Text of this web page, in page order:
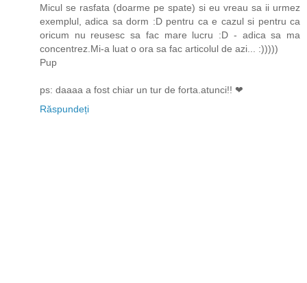
Micul se rasfata (doarme pe spate) si eu vreau sa ii urmez
exemplul, adica sa dorm :D pentru ca e cazul si pentru ca
oricum nu reusesc sa fac mare lucru :D - adica sa ma
concentrez.Mi-a luat o ora sa fac articolul de azi... :)))))
Pup
ps: daaaa a fost chiar un tur de forta.atunci!! ❤
Răspundeți